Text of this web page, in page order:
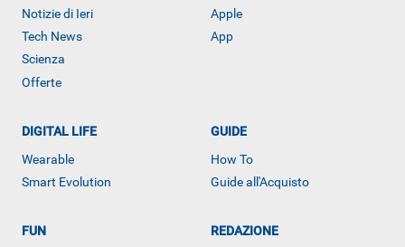
Notizie di Ieri
Tech News
Scienza
Offerte
Apple
App
DIGITAL LIFE
Wearable
Smart Evolution
GUIDE
How To
Guide all'Acquisto
FUN
REDAZIONE